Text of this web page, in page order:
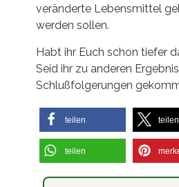
veränderte Lebensmittel
werden sollen.
Habt ihr Euch schon tiefer
Seid ihr zu anderen
Schlußfolgerungen
teilen teilen
teilen